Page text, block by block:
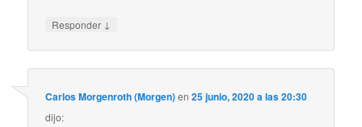
Responder ↓
Carlos Morgenroth (Morgen)en25 junio, 2020 a las 20:30
dijo: